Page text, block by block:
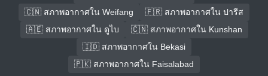
🇨🇳 สภาพอากาศใน Weifang
🇫🇷 สภาพอากาศใน ปารีส
🇦🇪 สภาพอากาศใน ดูไบ
🇨🇳 สภาพอากาศใน Kunshan
🇮🇩 สภาพอากาศใน Bekasi
🇵🇰 สภาพอากาศใน Faisalabad